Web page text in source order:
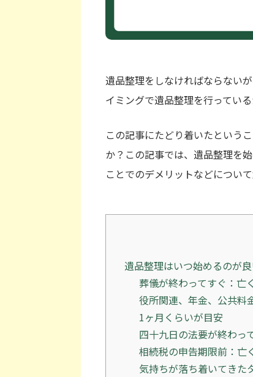
遺品整理をしなければならない
イミングで遺品整理を行ってい
この記事にたどり着いたという
か？この記事では、遺品整理を
ことでのデメリットなどについて
遺品整理はいつ始めるのが
葬儀が終わってすぐ：亡
役所関連、年金、公共料
1ヶ月くらいが目安
四十九日の法要が終わっ
相続税の申告期限前：亡
気持ちが落ち着いてきた